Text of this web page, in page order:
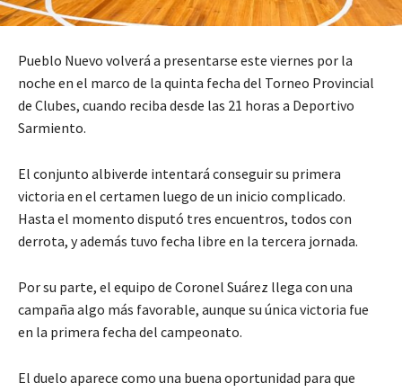
Pueblo Nuevo volverá a presentarse este viernes por la
noche en el marco de la quinta fecha del Torneo Provincial
de Clubes, cuando reciba desde las 21 horas a Deportivo
Sarmiento.
El conjunto albiverde intentará conseguir su primera
victoria en el certamen luego de un inicio complicado.
Hasta el momento disputó tres encuentros, todos con
derrota, y además tuvo fecha libre en la tercera jornada.
Por su parte, el equipo de Coronel Suárez llega con una
campaña algo más favorable, aunque su única victoria fue
en la primera fecha del campeonato.
El duelo aparece como una buena oportunidad para que